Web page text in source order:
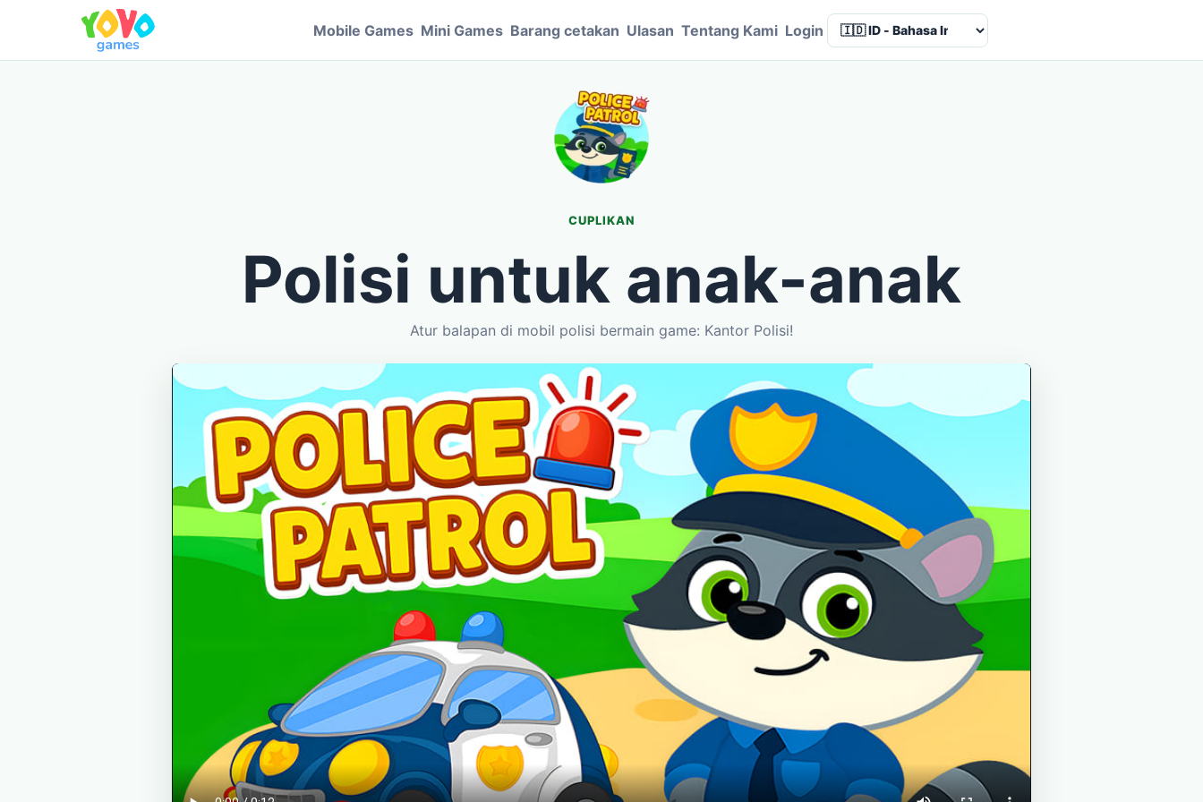
Mobile Games Mini Games Barang cetakan Ulasan Tentang Kami Login Language
CUPLIKAN
Polisi untuk anak-anak
Atur balapan di mobil polisi bermain game: Kantor Polisi!